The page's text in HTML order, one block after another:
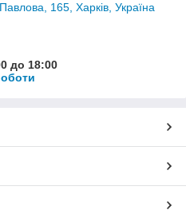
165, Харків, Україна
до 18:00